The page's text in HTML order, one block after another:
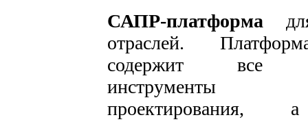
САПР-платформа
отраслей.
содержит все
инструменты
проектирования,